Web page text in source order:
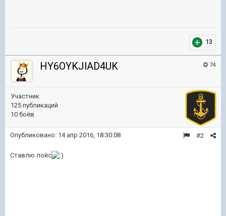
13
74
HY6OYKJlAD4UK
Участник
125 публикаций
10 боёв
#2
Опубликовано: 14 апр 2016, 18:30:08
Ставлю лойс